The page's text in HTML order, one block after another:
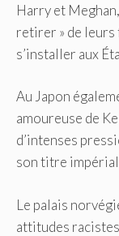
Harry et
retirer » de leurs
s’installer aux
Au Japon
amoureuse de
d’intenses
son titre
Le palais
attitudes